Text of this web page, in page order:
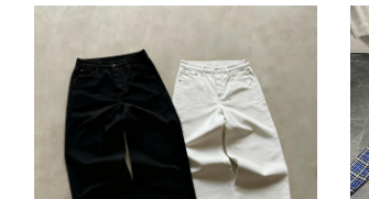
DTG, z surowym brzegiem, z
w stylu acid wash i spodenek
sportowych dla mężczyzn